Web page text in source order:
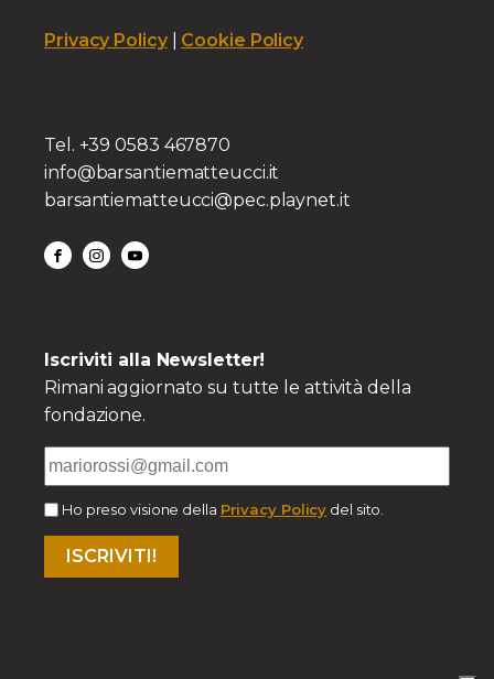
Privacy Policy| Cookie Policy
Tel. +39 0583 467870
info@barsantiematteucci.it
barsantiematteucci@pec.playnet.it
Iscriviti alla Newsletter!
Rimani aggiornato su tutte le attività della
fondazione.
Ho preso visione della Privacy Policy del sito.